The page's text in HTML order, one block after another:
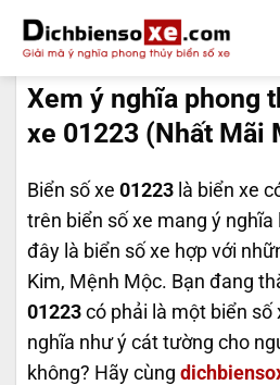
qua
nội
dungXem ý nghĩa phong
xe 01223 (Nhất Mãi
Biển số xe 01223 là biển xe
trên biển số xe mang ý nghĩa
đây là biển số xe hợp với
Kim, Mệnh Mộc. Bạn đang
01223 có phải là một biển số
nghĩa như ý cát tường cho
không? Hãy cùng